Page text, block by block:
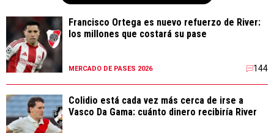
Francisco Ortega es nuevo refuerzo de River:
los millones que costará su pase
MERCADO DE PASES 2026 144
Colidio está cada vez más cerca de irse a
Vasco Da Gama: cuánto dinero recibiría River